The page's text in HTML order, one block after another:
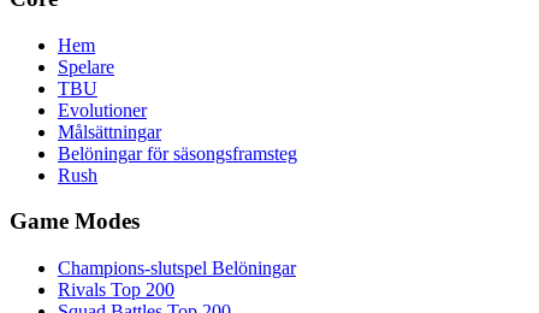
Hem
Spelare
TBU
Evolutioner
Målsättningar
Belöningar för säsongsframsteg
Rush
Game Modes
Champions-slutspel Belöningar
Rivals Top 200